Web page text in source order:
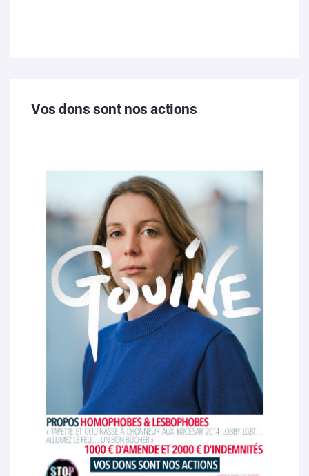
Vos dons sont nos actions